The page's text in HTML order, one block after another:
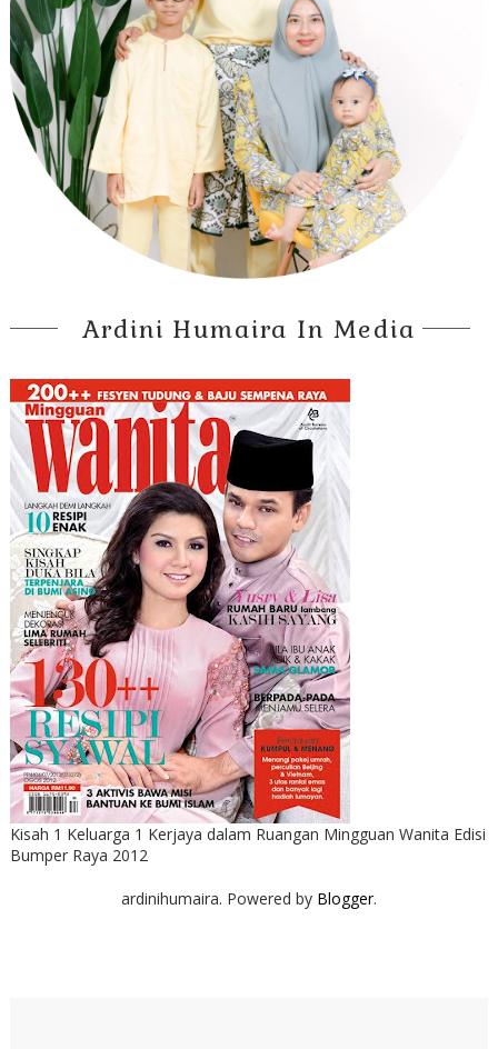
Ardini Humaira In Media
Kisah 1 Keluarga 1 Kerjaya dalam Ruangan Mingguan Wanita Edisi
Bumper Raya 2012
ardinihumaira. Powered by Blogger.